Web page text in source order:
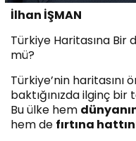
İlhan İŞMAN
Türkiye Haritasına Bir
mü?
Türkiye’nin
baktığınızda ilginç bir
Bu ülke hem
hem de fırtına